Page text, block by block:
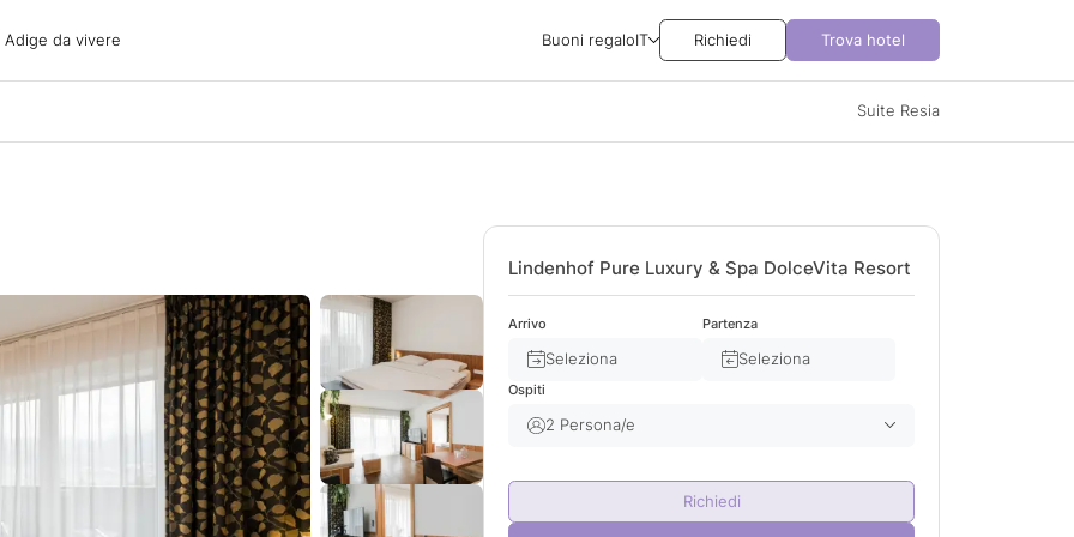
Adige da vivere Buoni regaloIT Richiedi Trova hotel
Suite Resia
Lindenhof Pure Luxury & Spa DolceVita Resort
Arrivo
Seleziona
Partenza
Seleziona
Ospiti
2 Persona/e
Bambino/i 0
Richiedi